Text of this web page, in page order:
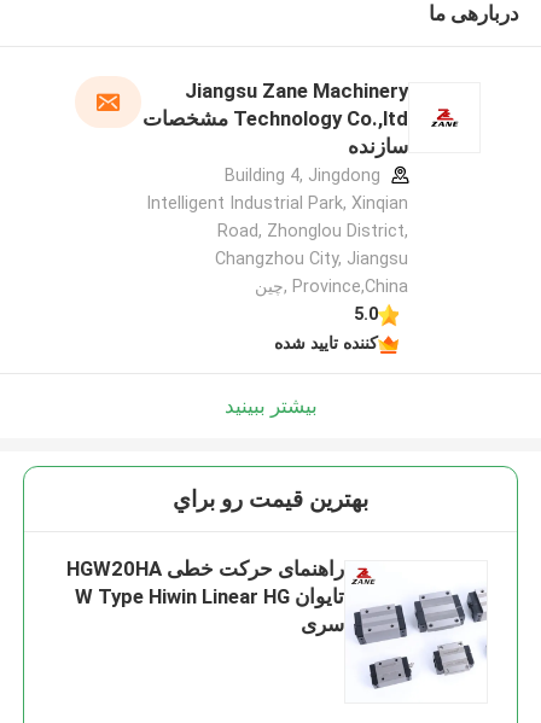
دربارهی ما
Jiangsu Zane Machinery
Technology Co.,ltd مشخصات
سازنده
Building 4, Jingdong
Intelligent Industrial Park, Xinqian
Road, Zhonglou District,
Changzhou City, Jiangsu
Province,China ,چین
5.0
کننده تایید شده
بیشتر ببینید
بهترين قيمت رو براي
راهنمای حرکت خطی HGW20HA
تایوان W Type Hiwin Linear HG
سری